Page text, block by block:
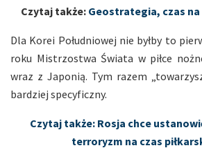
Czytaj także: Geostrategia, czas
Dla Korei Południowej nie byłby to
roku Mistrzostwa Świata w piłce
wraz z Japonią. Tym razem
bardziej specyficzny.
Czytaj także: Rosja chce
terroryzm na czas